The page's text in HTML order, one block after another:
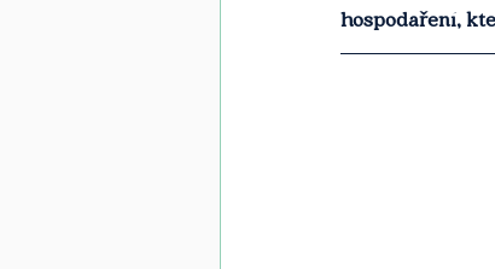
hospodaření,